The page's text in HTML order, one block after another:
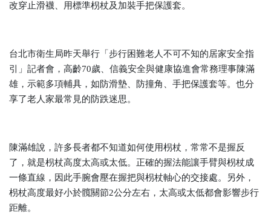
改穿止滑襪、用標準枴杖及加裝手把保護套。
台北市衛生局昨天舉行「步行困難老人不可不知的居家安全指
引」記者會，高齡70歲、信義安全與健康協進會常務理事陳滿
雄，示範多項輔具，如防滑墊、防撞角、手把保護套等。也分
享了老人家最常見的防跌迷思。
陳滿雄說，許多長者都不知道如何使用枴杖，常常不是握反
了，就是枴杖高度太高或太低。正確的握法能讓手臂與枴杖成
一條直線，因此手腕會壓在握把與枴杖軸心的交接處。另外，
枴杖高度最好小於髖關節2公分左右，太高或太低都會影響步行
距離。